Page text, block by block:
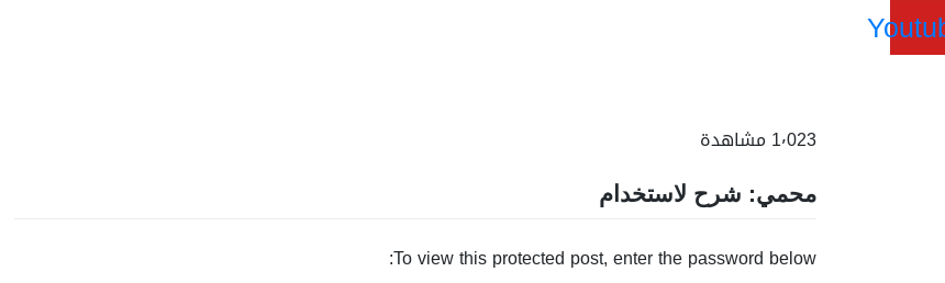
1٬023 مشاهدة
محمي: شرح لاستخدام
To view this protected post, enter the password below: